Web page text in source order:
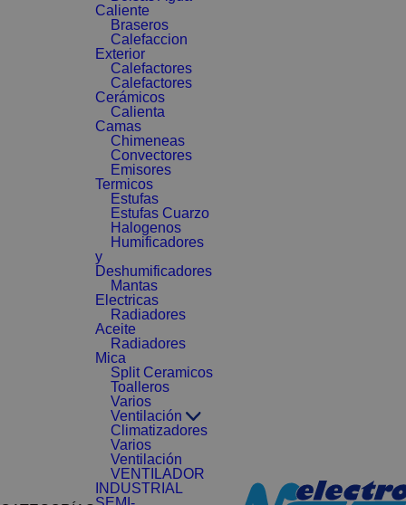
Caliente
Braseros
Calefaccion
Exterior
Calefactores
Calefactores
Cerámicos
Calienta
Camas
Chimeneas
Convectores
Emisores
Termicos
Estufas
Estufas Cuarzo
Halogenos
Humificadores
y
Deshumificadores
Mantas
Electricas
Radiadores
Aceite
Radiadores
Mica
Split Ceramicos
Toalleros
Varios
Ventilación
Climatizadores
Varios
Ventilación
VENTILADOR
INDUSTRIAL